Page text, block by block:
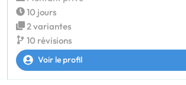
10 jours
2 variantes
10 révisions
Voir le profil